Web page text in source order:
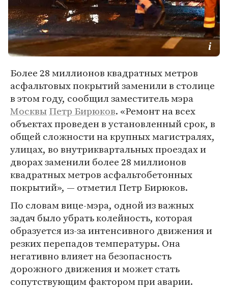
Более 28 миллионов квадратных метров
асфальтовых покрытий заменили в столице
в этом году, сообщил заместитель мэра
МосквыПетр Бирюков. «Ремонт на всех
объектах проведен в установленный срок, в
общей сложности на крупных магистралях,
улицах, во внутриквартальных проездах и
дворах заменили более 28 миллионов
квадратных метров асфальтобетонных
покрытий», — отметил Петр Бирюков.
По словам вице-мэра, одной из важных
задач было убрать колейность, которая
образуется из-за интенсивного движения и
резких перепадов температуры. Она
негативно влияет на безопасность
дорожного движения и может стать
сопутствующим фактором при аварии.